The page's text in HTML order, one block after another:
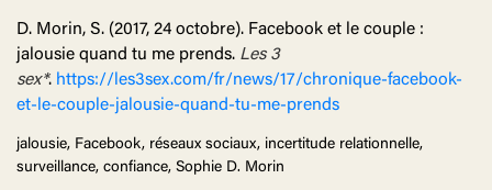
D. Morin, S. (2017, 24 octobre). Facebook et le couple :
jalousie quand tu me prends. Les 3
sex*. https://les3sex.com/fr/news/17/chronique-facebook-
et-le-couple-jalousie-quand-tu-me-prends
jalousie, Facebook, réseaux sociaux, incertitude relationnelle,
surveillance, confiance, Sophie D. Morin